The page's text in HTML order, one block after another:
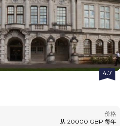
4.7
价格
从 20000 GBP 每年